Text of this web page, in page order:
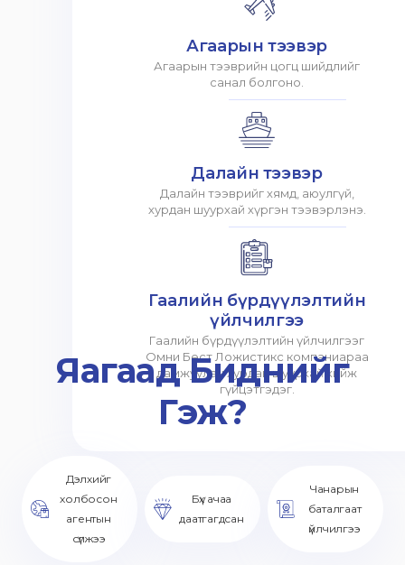
Агаарын тээвэр
Агаарын тээврийн цогц шийдлийг
санал болгоно.
Далайн тээвэр
Далайн тээврийг хямд, аюулгүй,
хурдан шуурхай хүргэн тээвэрлэнэ.
Гаалийн бүрдүүлэлтийн
үйлчилгээ
Гаалийн бүрдүүлэлтийн үйлчилгээг
Омни Бест Ложистикс компаниараа
дамжуулан хурдан шуурхай хийж
гүйцэтгэдэг.
Яагаад Биднийг
Гэж?
Дэлхийг
холбосон
агентын
сүлжээ
Бүх ачаа
даатгагдсан
Чанарын
баталгаат
үйлчилгээ